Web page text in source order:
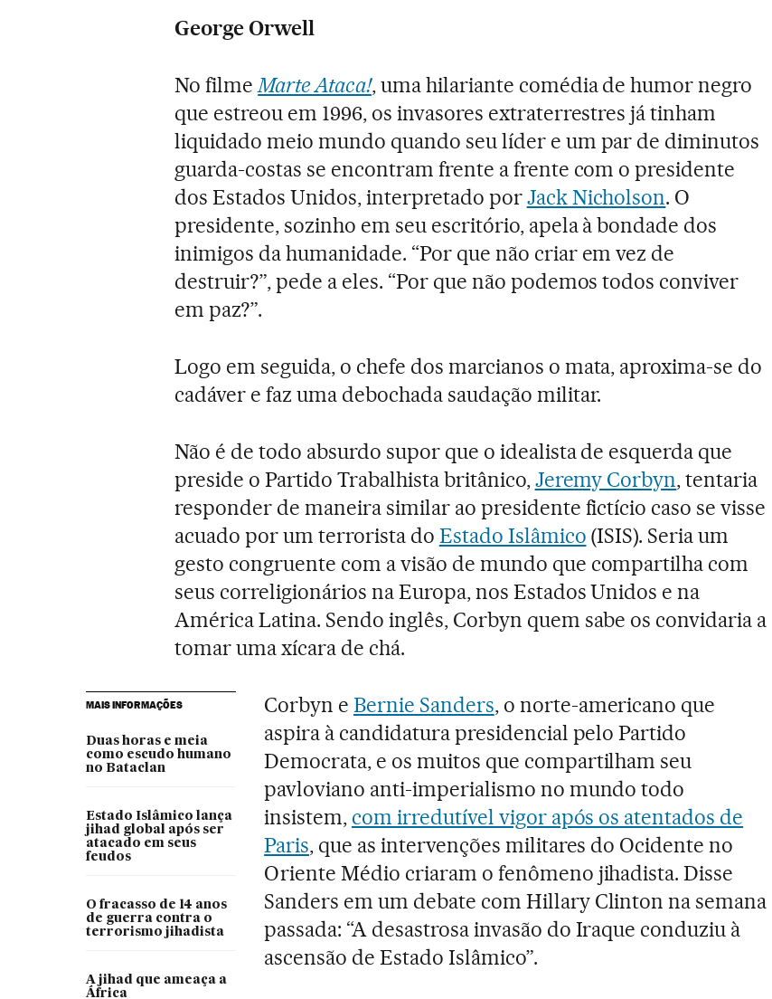
George Orwell
No filmeMarte Ataca!, uma hilariante comédia de humor negro
que estreou em 1996, os invasores extraterrestres já tinham
liquidado meio mundo quando seu líder e um par de diminutos
guarda-costas se encontram frente a frente com o presidente
dos Estados Unidos, interpretado porJack Nicholson. O
presidente, sozinho em seu escritório, apela à bondade dos
inimigos da humanidade. “Por que não criar em vez de
destruir?”, pede a eles. “Por que não podemos todos conviver
em paz?”.
Logo em seguida, o chefe dos marcianos o mata, aproxima-se do
cadáver e faz uma debochada saudação militar.
Não é de todo absurdo supor que o idealista de esquerda que
preside o Partido Trabalhista britânico,Jeremy Corbyn, tentaria
responder de maneira similar ao presidente fictício caso se visse
acuado por um terrorista do Estado Islâmico (ISIS). Seria um
gesto congruente com a visão de mundo que compartilha com
seus correligionários na Europa, nos Estados Unidos e na
América Latina. Sendo inglês, Corbyn quem sabe os convidaria a
tomar uma xícara de chá.
MAIS INFORMAÇÕES
Duas horas e meia
como escudo humano
no Bataclan
Estado Islâmico lança
jihad global após ser
atacado em seus
feudos
O fracasso de 14 anos
de guerra contra o
terrorismo jihadista
A jihad que ameaça a
África
Corbyn e Bernie Sanders, o norte-americano que
aspira à candidatura presidencial pelo Partido
Democrata, e os muitos que compartilham seu
pavloviano anti-imperialismo no mundo todo
insistem, com irredutível vigor após os atentados de
Paris, que as intervenções militares do Ocidente no
Oriente Médio criaram o fenômeno jihadista. Disse
Sanders em um debate com Hillary Clinton na semana
passada: “A desastrosa invasão do Iraque conduziu à
ascensão de Estado Islâmico”.